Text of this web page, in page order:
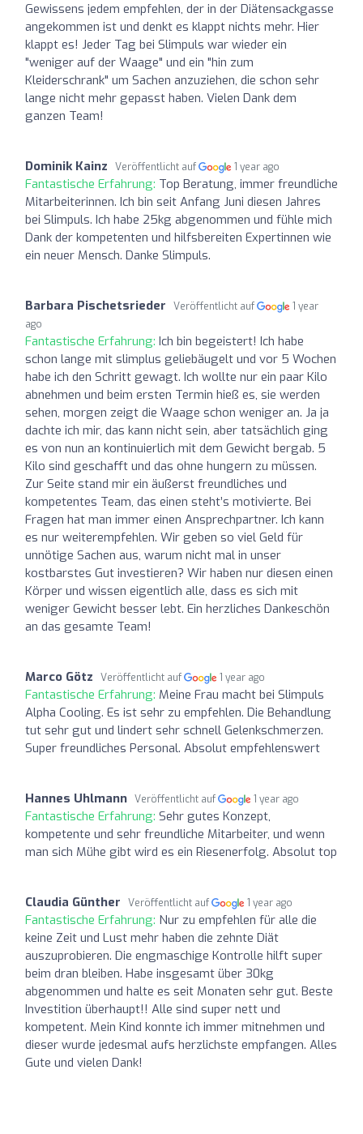
Gewissens jedem empfehlen, der in der Diätensackgasse
angekommen ist und denkt es klappt nichts mehr. Hier
klappt es! Jeder Tag bei Slimpuls war wieder ein
"weniger auf der Waage" und ein "hin zum
Kleiderschrank" um Sachen anzuziehen, die schon sehr
lange nicht mehr gepasst haben. Vielen Dank dem
ganzen Team!
Dominik Kainz Veröffentlicht auf 1 year ago
Fantastische Erfahrung: Top Beratung, immer freundliche
Mitarbeiterinnen. Ich bin seit Anfang Juni diesen Jahres
bei Slimpuls. Ich habe 25kg abgenommen und fühle mich
Dank der kompetenten und hilfsbereiten Expertinnen wie
ein neuer Mensch. Danke Slimpuls.
Barbara Pischetsrieder Veröffentlicht auf
1 year
ago
Fantastische Erfahrung: Ich bin begeistert! Ich habe
schon lange mit slimplus geliebäugelt und vor 5 Wochen
habe ich den Schritt gewagt. Ich wollte nur ein paar Kilo
abnehmen und beim ersten Termin hieß es, sie werden
sehen, morgen zeigt die Waage schon weniger an. Ja ja
dachte ich mir, das kann nicht sein, aber tatsächlich ging
es von nun an kontinuierlich mit dem Gewicht bergab. 5
Kilo sind geschafft und das ohne hungern zu müssen.
Zur Seite stand mir ein äußerst freundliches und
kompetentes Team, das einen steht’s motivierte. Bei
Fragen hat man immer einen Ansprechpartner. Ich kann
es nur weiterempfehlen. Wir geben so viel Geld für
unnötige Sachen aus, warum nicht mal in unser
kostbarstes Gut investieren? Wir haben nur diesen einen
Körper und wissen eigentlich alle, dass es sich mit
weniger Gewicht besser lebt. Ein herzliches Dankeschön
an das gesamte Team!
Marco Götz Veröffentlicht auf 1 year ago
Fantastische Erfahrung: Meine Frau macht bei Slimpuls
Alpha Cooling. Es ist sehr zu empfehlen. Die Behandlung
tut sehr gut und lindert sehr schnell Gelenkschmerzen.
Super freundliches Personal. Absolut empfehlenswert
Hannes Uhlmann Veröffentlicht auf 1 year ago
Fantastische Erfahrung: Sehr gutes Konzept,
kompetente und sehr freundliche Mitarbeiter, und wenn
man sich Mühe gibt wird es ein Riesenerfolg. Absolut top
Claudia Günther Veröffentlicht auf 1 year ago
Fantastische Erfahrung: Nur zu empfehlen für alle die
keine Zeit und Lust mehr haben die zehnte Diät
auszuprobieren. Die engmaschige Kontrolle hilft super
beim dran bleiben. Habe insgesamt über 30kg
abgenommen und halte es seit Monaten sehr gut. Beste
Investition überhaupt!! Alle sind super nett und
kompetent. Mein Kind konnte ich immer mitnehmen und
dieser wurde jedesmal aufs herzlichste empfangen. Alles
Gute und vielen Dank!